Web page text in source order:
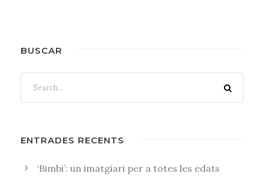
BUSCAR
ENTRADES RECENTS
‘Bimbi’: un imatgiari per a totes les edats